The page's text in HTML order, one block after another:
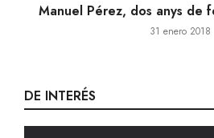
Manuel Pérez, dos anys de
31 enero 2018
DE INTERÉS